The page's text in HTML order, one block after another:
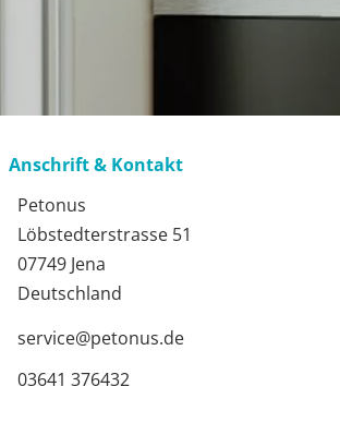
Anschrift & Kontakt
Petonus
Löbstedterstrasse 51
07749 Jena
Deutschland
service@petonus.de
03641 376432